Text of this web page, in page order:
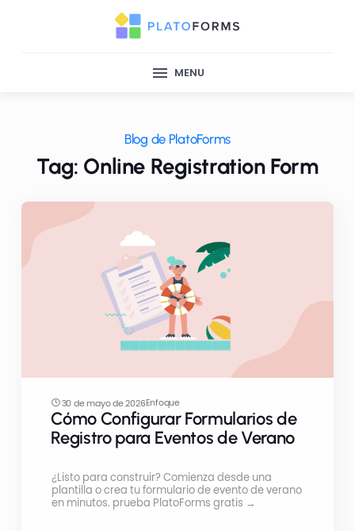
MENU
Blog de PlatoForms
Tag: Online Registration Form
30 de mayo de 2026Enfoque
Cómo Configurar Formularios de
Registro para Eventos de Verano
¿Listo para construir? Comienza desde una
plantilla o crea tu formulario de evento de verano
en minutos. prueba PlatoForms gratis →